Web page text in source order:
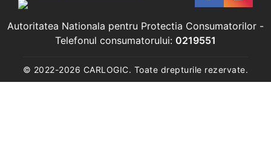
Autoritatea Nationala pentru Protectia Consumatorilor -
Telefonul consumatorului: 0219551
© 2022-2026 CARLOGIC. Toate drepturile rezervate.